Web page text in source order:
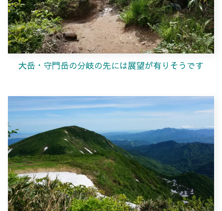
大岳・守門岳の分岐の先には展望が有りそうです